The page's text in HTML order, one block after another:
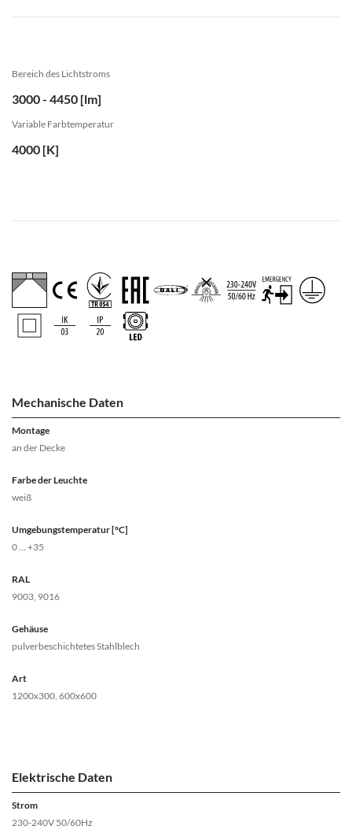
Bereich des Lichtstroms
3000 - 4450 [lm]
Variable Farbtemperatur
4000 [K]
Mechanische Daten
Montage
an der Decke
Farbe der Leuchte
weiß
Umgebungstemperatur [°C]
0 ... +35
RAL
9003, 9016
Gehäuse
pulverbeschichtetes Stahlblech
Art
1200x300, 600x600
Elektrische Daten
Strom
230-240V 50/60Hz